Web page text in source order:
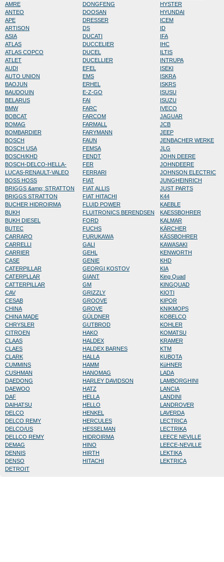
AMRE
ANTEO
APE
ARTISON
ASIA
ATLAS
ATLAS COPCO
ATLET
AUDI
AUTO UNION
BAOJUN
BAUDOUIN
BELARUS
BMW
BOBCAT
BOMAG
BOMBARDIER
BOSCH
BOSCH USA
BOSCH/KHD
BOSCH-DELCO-HELLA-
LUCAS-RENAULT-VALEO
BOSS HOSS
BRIGGS &amp; STRATTON
BRIGGS STRATTON
BUCHER HIDROIRMA
BUKH
BUKH DIESEL
BUTEC
CARRARO
CARRELLI
CARRIER
CASE
CATERPILLAR
CATERPLLAR
CATTERPILLAR
CAV
CESAB
CHINA
CHINA MADE
CHRYSLER
CITROEN
CLAAS
CLAES
CLARK
CUMMINS
CUSHMAN
DAEDONG
DAEWOO
DAF
DAIHATSU
DELCO
DELCO REMY
DELCO/US
DELLCO REMY
DEMAG
DENNIS
DENSO
DETROIT
DONGFENG
DOOSAN
DRESSER
DS
DUCATI
DUCCELIER
DUCEL
DUCELLIER
EFEL
EMS
ERHEL
E-Z-GO
FAI
FARC
FARCOM
FARMALL
FARYMANN
FAUN
FEMSA
FENDT
FER
FERRARI
FIAT
FIAT ALLIS
FIAT HITACHI
FLUID POWER
FLUITRONICS BERENDSEN
FORD
FUCHS
FURUKAWA
GALI
GEHL
GENIE
GEORGI KOSTOV
GIANT
GM
GRIZZLY
GROOVE
GROVE
GÜLDNER
GUTBROD
HAKO
HALDEX
HALDEX BARNES
HALLA
HAMM
HANOMAG
HARLEY DAVIDSON
HATZ
HELLA
HELLO
HENKEL
HERCULES
HESSELMAN
HIDROIRMA
HINO
HIRTH
HITACHI
HYSTER
HYUNDAI
ICEM
ID
IFA
IHC
ILTIS
INTRUPA
ISEKI
ISKRA
ISKRS
ISUSU
ISUZU
IVECO
JAGUAR
JCB
JEEP
JENBACHER WERKE
JLG
JOHN DEERE
JOHNDEERE
JOHNSON ELECTRIC
JUNGHEINRICH
JUST PARTS
K44
KAEBLE
KAESSBOHRER
KALMAR
KÄRCHER
KÄSSBOHRER
KAWASAKI
KENWORTH
KHD
KIA
King Quad
KINGQUAD
KIOTI
KIPOR
KNIKMOPS
KOBELCO
KOHLER
KOMATSU
KRAMER
KTM
KUBOTA
KüHNER
LADA
LAMBORGHINI
LANCIA
LANDINI
LANDROVER
LAVERDA
LECTRICA
LECTRIKA
LEECE NEVILLE
LEECE-NEVILLE
LEKTIKA
LEKTRICA